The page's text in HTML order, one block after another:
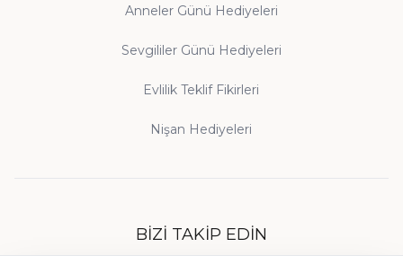
Anneler Günü Hediyeleri
Sevgililer Günü Hediyeleri
Evlilik Teklif Fikirleri
Nişan Hediyeleri
BIZI TAKIP EDIN